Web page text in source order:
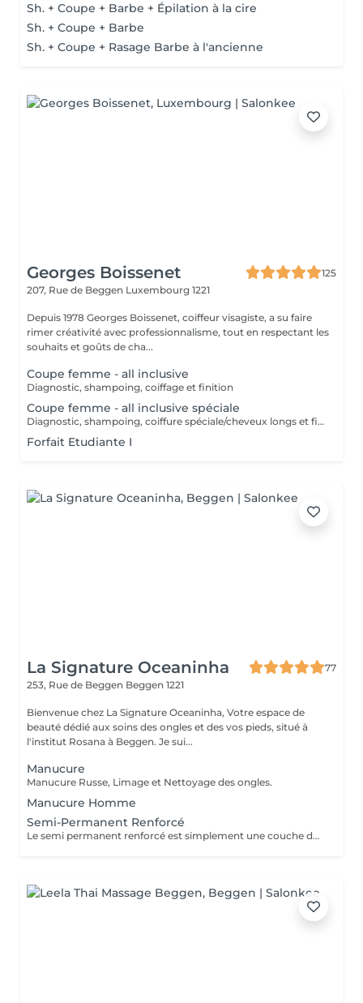
Sh. + Coupe + Barbe + Épilation à la cire
Sh. + Coupe + Barbe
Sh. + Coupe + Rasage Barbe à l'ancienne
Georges Boissenet
125
207, Rue de Beggen Luxembourg 1221
Depuis 1978 Georges Boissenet, coiffeur visagiste, a su faire
rimer créativité avec professionnalisme, tout en respectant les
souhaits et goûts de cha...
Coupe femme - all inclusive
Diagnostic, shampoing, coiffage et finition
Coupe femme - all inclusive spéciale
Diagnostic, shampoing, coiffure spéciale/cheveux longs et finition
Forfait Etudiante I
La Signature Oceaninha
77
253, Rue de Beggen Beggen 1221
Bienvenue chez La Signature Oceaninha, Votre espace de
beauté dédié aux soins des ongles et des vos pieds, situé à
l'institut Rosana à Beggen. Je sui...
Manucure
Manucure Russe, Limage et Nettoyage des ongles.
Manucure Homme
Semi-Permanent Renforcé
Le semi permanent renforcé est simplement une couche de vernis avec une base épaisse. Il permet de renforcé vos ongles naturels contrairement au semi permanent classique. Cette technique s'effectue sur des ongles naturels sains et dures. La Manucure Russe est comprise dans le prix. Le remplissage est à faire toutes les 2 semaines et demi / 3 semaines.